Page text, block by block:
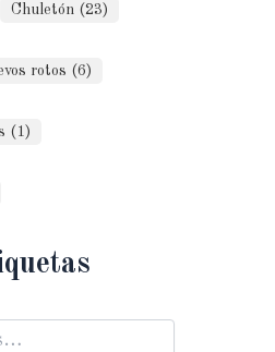
Chuletón (23)
rotos (6)
(1)